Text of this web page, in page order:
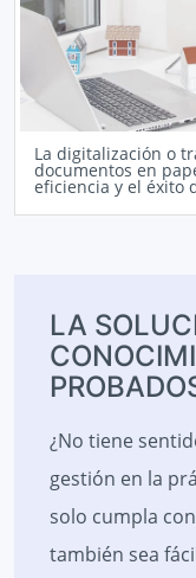
La digitalización o
documentos en
eficiencia y el éxito
LA
¿No tiene
gestión en la
solo cumpla
también sea